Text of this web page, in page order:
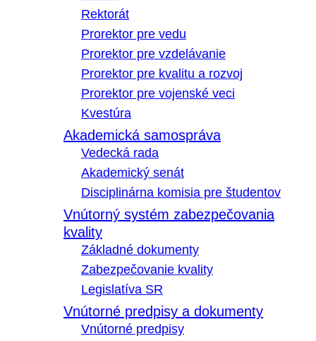
Rektorát
Prorektor pre vedu
Prorektor pre vzdelávanie
Prorektor pre kvalitu a rozvoj
Prorektor pre vojenské veci
Kvestúra
Akademická samospráva
Vedecká rada
Akademický senát
Disciplinárna komisia pre študentov
Vnútorný systém zabezpečovania
kvality
Základné dokumenty
Zabezpečovanie kvality
Legislatíva SR
Vnútorné predpisy a dokumenty
Vnútorné predpisy